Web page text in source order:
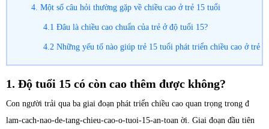
4. Một số câu hỏi thường gặp về chiều cao ở trẻ 15 tuổi
4.1 Đâu là chiều cao chuẩn của trẻ ở độ tuổi 15?
4.2 Những yếu tố nào giúp trẻ 15 tuổi phát triển chiều cao ở trẻ
1. Độ tuổi 15 có còn cao thêm được không?
Con người trải qua ba giai đoạn phát triển chiều cao quan trọng trong đ
lam-cach-nao-de-tang-chieu-cao-o-tuoi-15-an-toan ời. Giai đoạn đầu tiên